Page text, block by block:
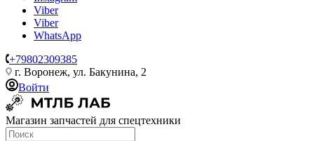
Viber
Viber
WhatsApp
+79802309385
г. Воронеж, ул. Бакунина, 2
Войти
Магазин запчастей для спецтехники